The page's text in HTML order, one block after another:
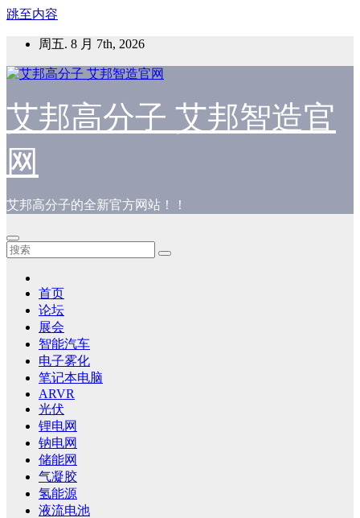
跳至内容
周五. 8 月 7th, 2026
艾邦高分子 艾邦智造官
网
艾邦高分子的全新官方网站！！
首页
论坛
展会
智能汽车
电子雾化
笔记本电脑
ARVR
光伏
锂电网
钠电网
储能网
气凝胶
氢能源
液流电池